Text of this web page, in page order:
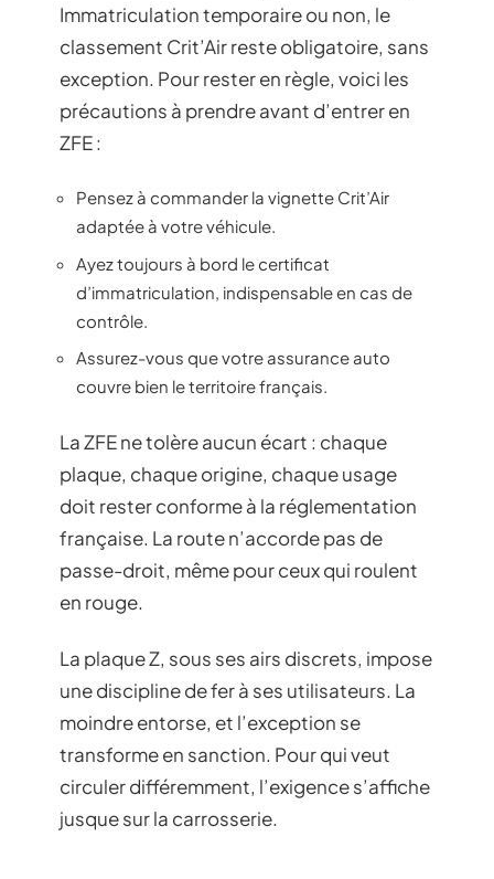
Immatriculation temporaire ou non, le
classement Crit’Air reste obligatoire, sans
exception. Pour rester en règle, voici les
précautions à prendre avant d’entrer en
ZFE :
Pensez à commander la vignette Crit’Air
adaptée à votre véhicule.
Ayez toujours à bord le certificat
d’immatriculation, indispensable en cas de
contrôle.
Assurez-vous que votre assurance auto
couvre bien le territoire français.
La ZFE ne tolère aucun écart : chaque
plaque, chaque origine, chaque usage
doit rester conforme à la réglementation
française. La route n’accorde pas de
passe-droit, même pour ceux qui roulent
en rouge.
La plaque Z, sous ses airs discrets, impose
une discipline de fer à ses utilisateurs. La
moindre entorse, et l’exception se
transforme en sanction. Pour qui veut
circuler différemment, l’exigence s’affiche
jusque sur la carrosserie.